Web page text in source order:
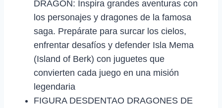
DRAGÓN: Inspira grandes aventuras con
los personajes y dragones de la famosa
saga. Prepárate para surcar los cielos,
enfrentar desafíos y defender Isla Mema
(Island of Berk) con juguetes que
convierten cada juego en una misión
legendaria
FIGURA DESDENTAO DRAGONES DE